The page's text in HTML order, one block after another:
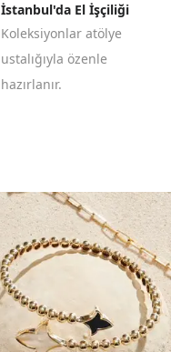
İstanbul'da El İşçiliği
Koleksiyonlar atölye
ustalığıyla özenle
hazırlanır.